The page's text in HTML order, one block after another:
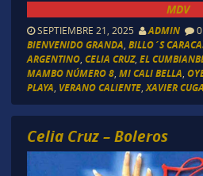
MDV
SEPTIEMBRE 21, 2025 ADMIN 0
BIENVENIDO GRANDA BILLO´S
ARGENTINO, CELIA CRUZ, EL
MAMBO NÚMERO 8, MI CALI BELLA
PLAYA VERANO CALIENTE, XAVIER
Celia Cruz – Boleros